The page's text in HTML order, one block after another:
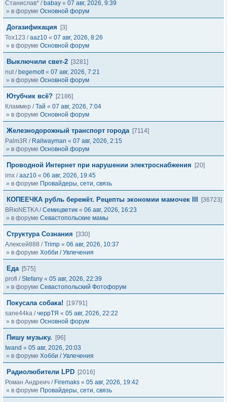
Станислав* / babay « 07 авг, 2026, 9:39
» в форуме Основной форум
Догазификация
[3]
Tox123 /aaz10 « 07 авг, 2026, 8:26
» в форуме Основной форум
Выключили свет-2 [3281]
nut/ begemott« 07 авг, 2026, 7:21
» в форуме Основной форум
Ютубчик всё? [2186]
Кламмер /Тай « 07 авг, 2026, 7:04
» в форуме Основной форум
Железнодорожный транспорт города [7114]
Palm3R / Railwayman « 07 авг, 2026, 2:15
» в форуме Основной форум
Проводной Интернет при нарушении электроснабжения
[20]
imx /aaz10 « 06 авг, 2026, 19:45
» в форуме Провайдеры, сети, связь
КОПЕЕЧКА рубль бережёт. Рецепты экономии мамочек III
[36723]
BRюNETKA/Семицветик « 06 авг, 2026, 16:23
» в форуме Севастопольские мамы
Структура Сознания
[330]
Алексей888 /Trimp « 06 авг, 2026, 10:37
» в форуме Хобби / Увлечения
Еда [575]
profi /Stefany « 05 авг, 2026, 22:39
» в форуме Севастопольский Фотофорум
Покусала собака!
[19791]
sane44ka /черрТЯ « 05 авг, 2026, 22:22
» в форуме Основной форум
Пишу музыку.
[96]
Iwand « 05 авг, 2026, 20:03
» в форуме Хобби / Увлечения
Радиолюбители LPD [2016]
Роман Андреич / Firemaks « 05 авг, 2026, 19:42
» в форуме Провайдеры, сети, связь